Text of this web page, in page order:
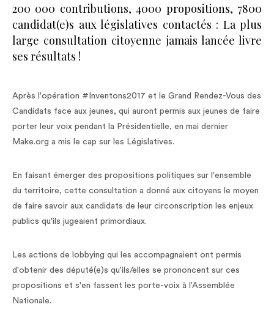
200 000 contributions, 4000 propositions, 7800
candidat(e)s aux législatives contactés : La plus
large consultation citoyenne jamais lancée livre
ses résultats !
Après l'opération #Inventons2017 et le Grand Rendez-Vous des
Candidats face aux jeunes, qui auront permis aux jeunes de faire
porter leur voix pendant la Présidentielle, en mai dernier
Make.org a mis le cap sur les Législatives.
En faisant émerger des propositions politiques sur l'ensemble
du territoire, cette consultation a donné aux citoyens le moyen
de faire savoir aux candidats de leur circonscription les enjeux
publics qu'ils jugeaient primordiaux.
Les actions de lobbying qui les accompagnaient ont permis
d'obtenir des député(e)s qu'ils/elles se prononcent sur ces
propositions et s'en fassent les porte-voix à l'Assemblée
Nationale.